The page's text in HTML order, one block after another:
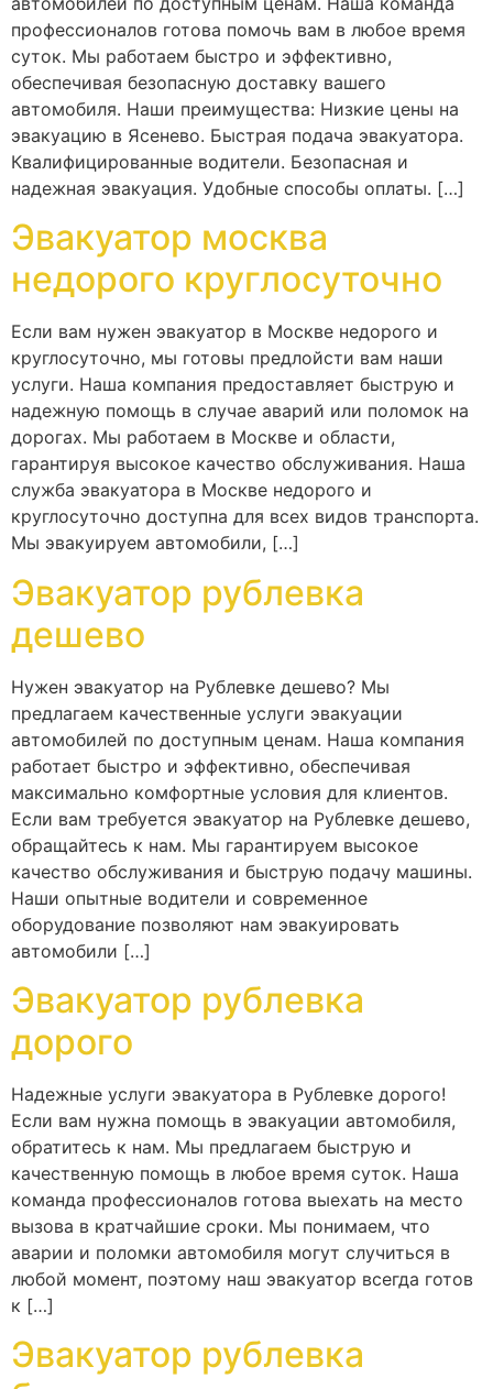
профессионалов готова помочь вам в любое время
суток. Мы работаем быстро и эффективно,
обеспечивая безопасную доставку вашего
автомобиля. Наши преимущества: Низкие цены на
эвакуацию в Ясенево. Быстрая подача эвакуатора.
Квалифицированные водители. Безопасная и
надежная эвакуация. Удобные способы оплаты. […]
Эвакуатор москва
недорого круглосуточно
Если вам нужен эвакуатор в Москве недорого и
круглосуточно, мы готовы предлойсти вам наши
услуги. Наша компания предоставляет быструю и
надежную помощь в случае аварий или поломок на
дорогах. Мы работаем в Москве и области,
гарантируя высокое качество обслуживания. Наша
служба эвакуатора в Москве недорого и
круглосуточно доступна для всех видов транспорта.
Мы эвакуируем автомобили, […]
Эвакуатор рублевка
дешево
Нужен эвакуатор на Рублевке дешево? Мы
предлагаем качественные услуги эвакуации
автомобилей по доступным ценам. Наша компания
работает быстро и эффективно, обеспечивая
максимально комфортные условия для клиентов.
Если вам требуется эвакуатор на Рублевке дешево,
обращайтесь к нам. Мы гарантируем высокое
качество обслуживания и быструю подачу машины.
Наши опытные водители и современное
оборудование позволяют нам эвакуировать
автомобили […]
Эвакуатор рублевка
дорого
Надежные услуги эвакуатора в Рублевке дорого!
Если вам нужна помощь в эвакуации автомобиля,
обратитесь к нам. Мы предлагаем быструю и
качественную помощь в любое время суток. Наша
команда профессионалов готова выехать на место
вызова в кратчайшие сроки. Мы понимаем, что
аварии и поломки автомобиля могут случиться в
любой момент, поэтому наш эвакуатор всегда готов
к […]
Эвакуатор рублевка